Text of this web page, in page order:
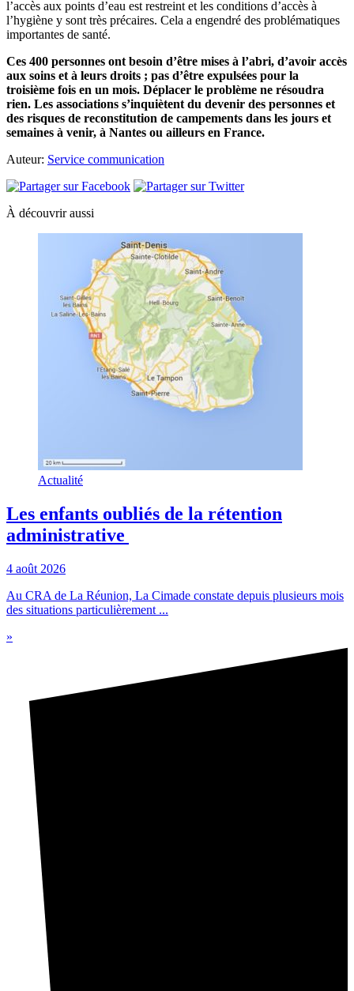
l’accès aux points d’eau est restreint et les conditions d’accès à
l’hygiène y sont très précaires. Cela a engendré des problématiques
importantes de santé.
Ces 400 personnes ont besoin d’être mises à l’abri, d’avoir accès
aux soins et à leurs droits ; pas d’être expulsées pour la
troisième fois en un mois. Déplacer le problème ne résoudra
rien. Les associations s’inquiètent du devenir des personnes et
des risques de reconstitution de campements dans les jours et
semaines à venir, à Nantes ou ailleurs en France.
Auteur: Service communication
À découvrir aussi
Actualité
Les enfants oubliés de la rétention
administrative
4 août 2026
Au CRA de La Réunion, La Cimade constate depuis plusieurs mois
des situations particulièrement ...
»